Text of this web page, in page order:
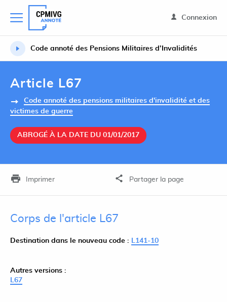
Connexion
Code annoté des Pensions Militaires d’Invalidités
Article L67
Code annoté des pensions militaires d'invalidité et des
victimes de guerre
ABROGÉ À LA DATE DU 01/01/2017
Imprimer Partager la page
Corps de l'article L67
Destination dans le nouveau code : L141-10
Autres versions :
L67